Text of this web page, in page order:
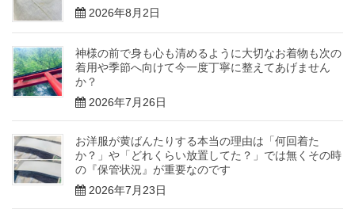
2026年8月2日
神様の前で身も心も清めるように大切なお着物も次の
着用や季節へ向けて今一度丁寧に整えてあげません
か？
2026年7月26日
お洋服が黄ばんたりする本当の理由は「何回着た
か？」や「どれくらい放置してた？」では無くその時
の『保管状況』が重要なのです
2026年7月23日